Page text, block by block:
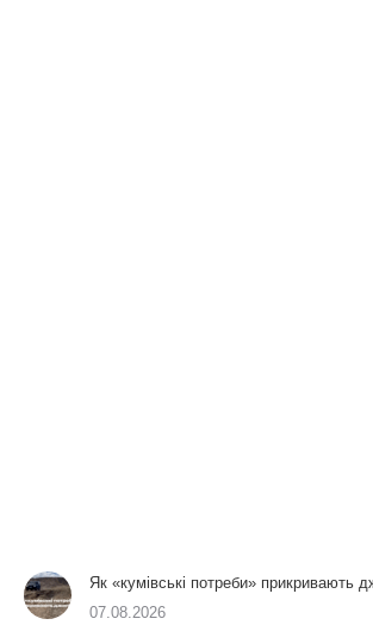
Як «кумівські потреби» прикривають
07.08.2026